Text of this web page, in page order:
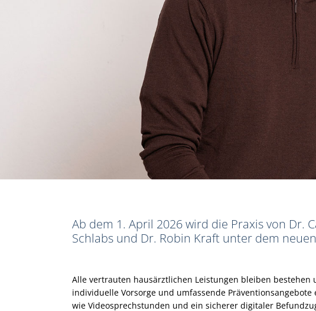
Ab dem 1. April 2026 wird die Praxis von Dr.
Schlabs und Dr. Robin Kraft unter dem
Alle vertrauten hausärztlichen Leistungen bleiben
individuelle Vorsorge und umfassende
wie Videosprechstunden und ein sicherer digitaler